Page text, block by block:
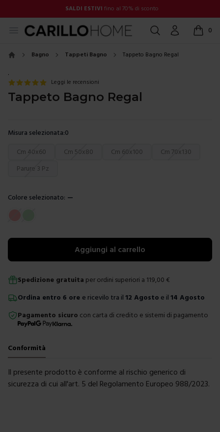
SALDI ESTIVI fino al 70% di sconto
Open menu Cerca Account 0
items
Bagno Tappeti Bagno Tappeto Bagno Regal
.
Leggi le recensioni
Tappeto Bagno Regal
Misura selezionata:0
Scegli una misura
Cm 40x60 Cm 50x80 Cm 60x100
Cm 70x130
Parure 3 Pz
Colore selezionato: —
Aggiungi al carrello
Spedizione gratuita per ordini superiori a 119,00 €
Ordina entro 6 ore e ricevilo tra il 12 Agosto e il 14 Agosto
Pagamento sicuro con carta di credito e sistemi di pagamento
Conformità
Il presente prodotto è conforme al rischio generico di
sicurezza di cui all'art. 5 del Regolamento Europeo 988/2023.